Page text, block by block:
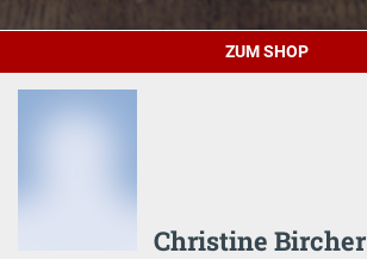
ZUM SHOP
Christine Bircher